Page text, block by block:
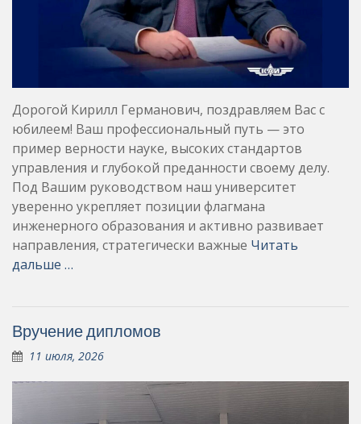
Дорогой Кирилл Германович, поздравляем Вас с
юбилеем! Ваш профессиональный путь — это
пример верности науке, высоких стандартов
управления и глубокой преданности своему делу.
Под Вашим руководством наш университет
уверенно укрепляет позиции флагмана
инженерного образования и активно развивает
направления, стратегически важные Читать
дальше …
Вручение дипломов
11 июля, 2026